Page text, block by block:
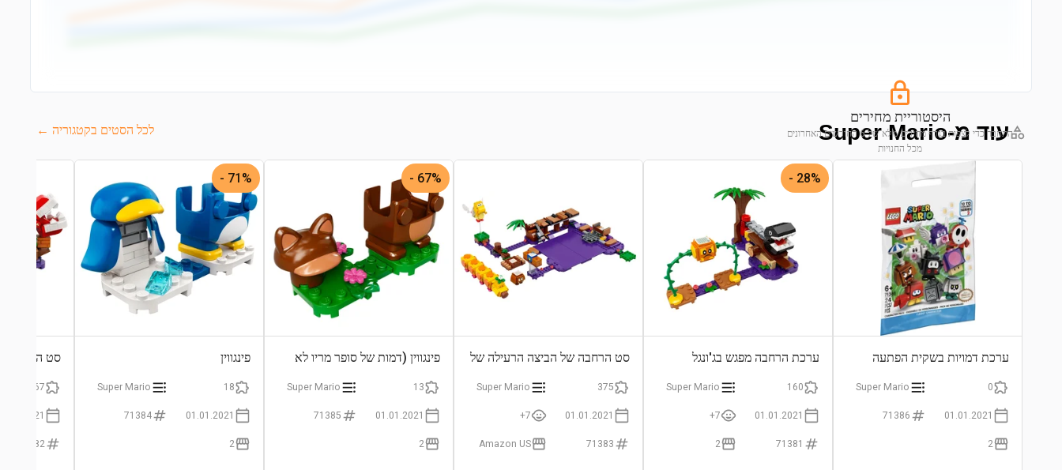
היסטוריית מחירים
התחבר כדי לצפות בגרף מחירים מלא של 6 החודשים האחרונים
מכל החנויות
עוד מ-Super Mario לכל הסטים בקטגוריה ←
ערכת דמויות בשקית הפתעה
0
Super Mario
01.01.2021
71386
2
28% -
ערכת הרחבה מפגש בג'ונגל
160
Super Mario
01.01.2021
7+
71381
2
סט הרחבה של הביצה הרעילה של
375
Super Mario
01.01.2021
7+
71383
Amazon US
67% -
פינגווין (דמות של סופר מריו לא
13
Super Mario
01.01.2021
71385
2
71% -
פינגווין
18
Super Mario
01.01.2021
71384
2
סט הרחבה
267
71382